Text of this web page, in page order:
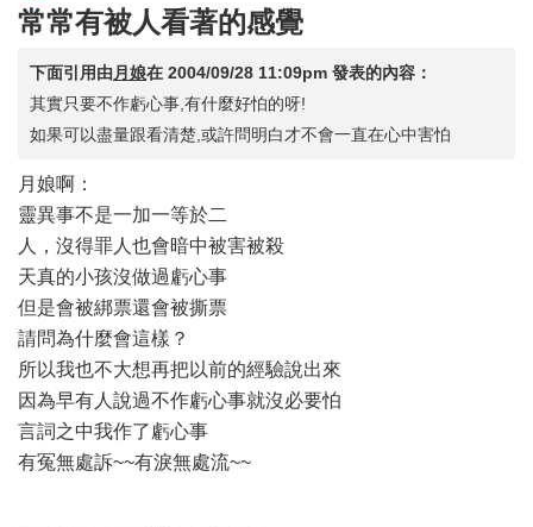
常常有被人看著的感覺
下面引用由月娘在 2004/09/28 11:09pm 發表的內容：
其實只要不作虧心事,有什麼好怕的呀!
如果可以盡量跟看清楚,或許問明白才不會一直在心中害怕
月娘啊：
靈異事不是一加一等於二
人，沒得罪人也會暗中被害被殺
天真的小孩沒做過虧心事
但是會被綁票還會被撕票
請問為什麼會這樣？
所以我也不大想再把以前的經驗說出來
因為早有人說過不作虧心事就沒必要怕
言詞之中我作了虧心事
有冤無處訴~~有淚無處流~~